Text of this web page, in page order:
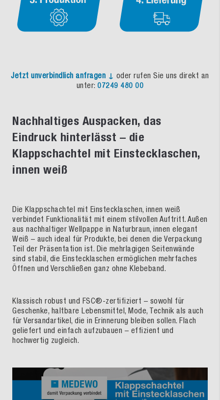
Jetzt unverbindlich anfragen ↓ oder rufen Sie uns direkt an
unter:07249 480 00
Nachhaltiges Auspacken, das
Eindruck hinterlässt – die
Klappschachtel mit Einstecklaschen,
innen weiß
Die Klappschachtel mit Einstecklaschen, innen weiß
verbindet Funktionalität mit einem stilvollen Auftritt. Außen
aus nachhaltiger Wellpappe in Naturbraun, innen elegant
Weiß – auch ideal für Produkte, bei denen die Verpackung
Teil der Präsentation ist. Die mehrlagigen Seitenwände
sind stabil, die Einstecklaschen ermöglichen mehrfaches
Öffnen und Verschließen ganz ohne Klebeband.
Klassisch robust und FSC®-zertifiziert – sowohl für
Geschenke, haltbare Lebensmittel, Mode, Technik als auch
für Versandartikel, die in Erinnerung bleiben sollen. Flach
geliefert und einfach aufzubauen – effizient und
hochwertig zugleich.